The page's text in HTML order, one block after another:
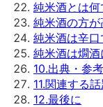
純米酒とは何
純米酒の方が
純米酒は辛口
純米酒は燗酒
10.出典・参考
11.関連する話
12.最後に